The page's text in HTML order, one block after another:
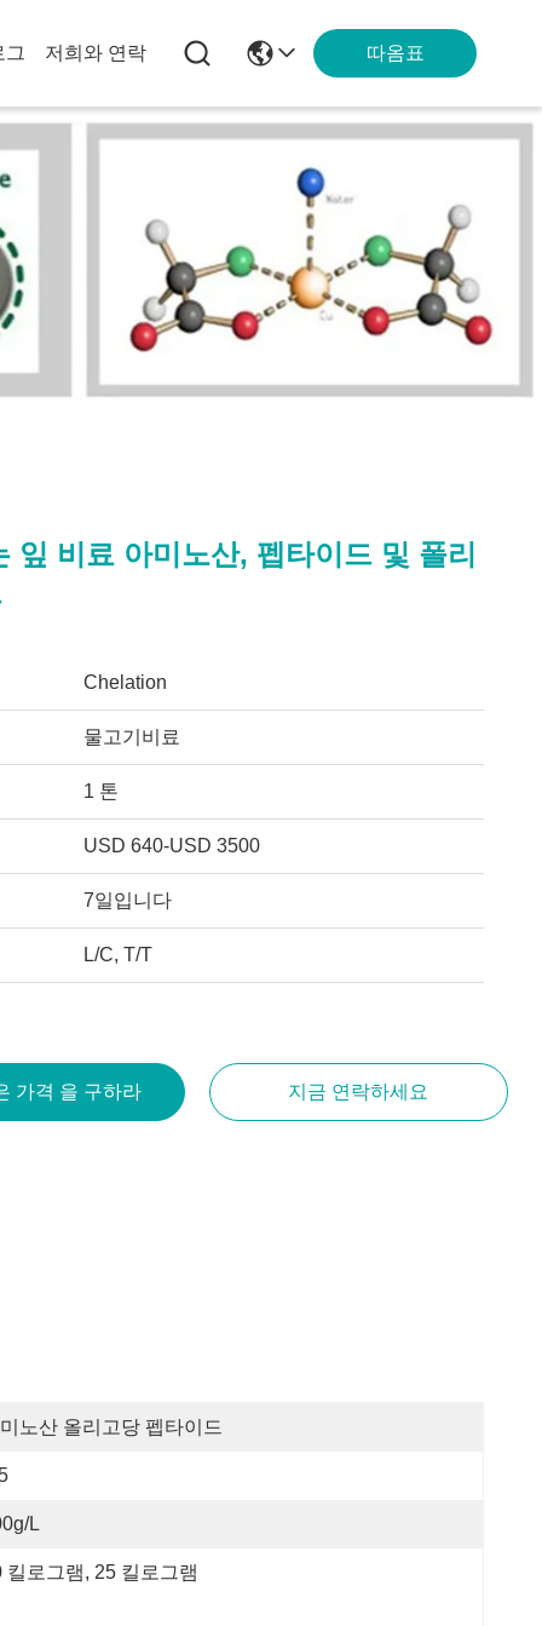
그 저희와 연락 따옴표
잎 비료 아미노산, 펩타이드 및 폴리
Chelation
물고기비료
1 톤
USD 640-USD 3500
7일입니다
L/C, T/T
가격 을 구하라 지금 연락하세요
노산 올리고당 펩타이드
L
킬로그램, 25 킬로그램